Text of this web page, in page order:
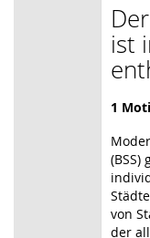
ist
1
von
der